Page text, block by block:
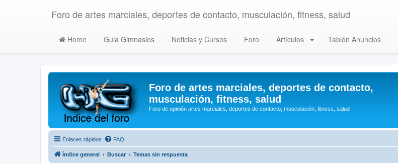
Foro de artes marciales, deportes de contacto, musculación, fitness, salud
Home Guia Gimnasios Noticias y Cursos Foro Artículos Tablón Anuncios
Foro de artes marciales, deportes de contacto,
musculación, fitness, salud
Foro de opinión artes marciales, deportes de contacto, musculación, fitness, salud
Enlaces rápidos FAQ
Índice general Buscar Temas sin respuesta